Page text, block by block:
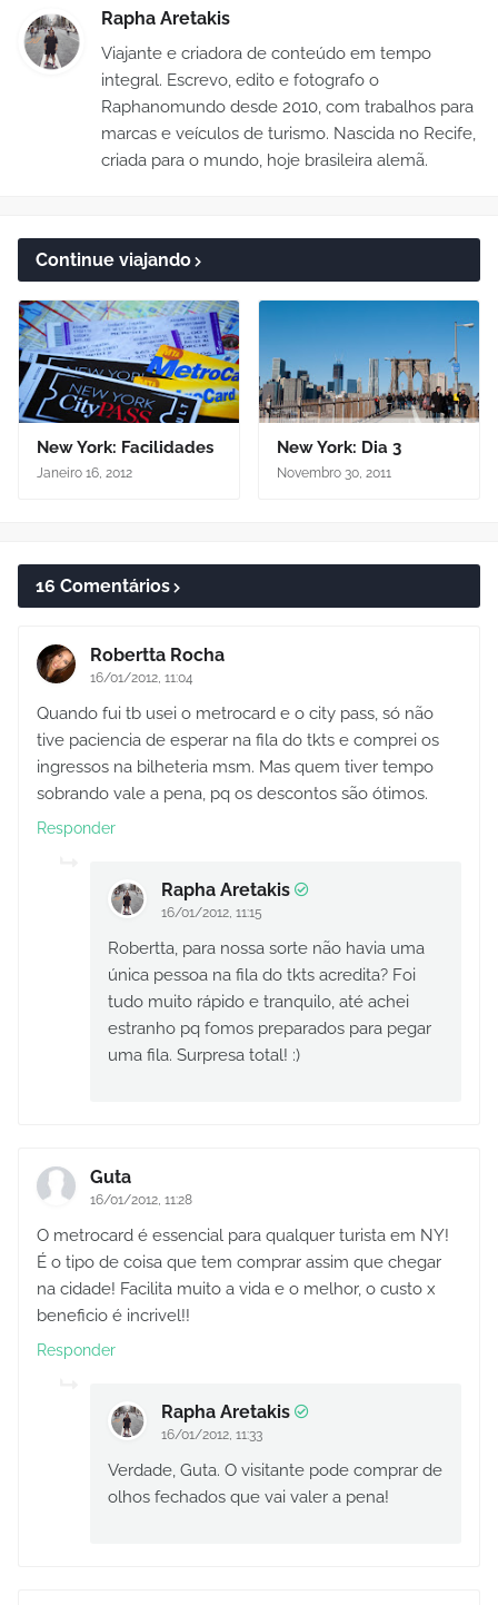
Rapha Aretakis
Viajante e criadora de conteúdo em tempo
integral. Escrevo, edito e fotografo o
Raphanomundo desde 2010, com trabalhos para
marcas e veículos de turismo. Nascida no Recife,
criada para o mundo, hoje brasileira alemã.
Continue viajando
New York: Facilidades
Janeiro 16, 2012
New York: Dia 3
Novembro 30, 2011
16 Comentários
Robertta Rocha
16/01/2012, 11:04
Quando fui tb usei o metrocard e o city pass, só não
tive paciencia de esperar na fila do tkts e comprei os
ingressos na bilheteria msm. Mas quem tiver tempo
sobrando vale a pena, pq os descontos são ótimos.
Responder
Rapha Aretakis
16/01/2012, 11:15
Robertta, para nossa sorte não havia uma
única pessoa na fila do tkts acredita? Foi
tudo muito rápido e tranquilo, até achei
estranho pq fomos preparados para pegar
uma fila. Surpresa total! :)
Guta
16/01/2012, 11:28
O metrocard é essencial para qualquer turista em NY!
É o tipo de coisa que tem comprar assim que chegar
na cidade! Facilita muito a vida e o melhor, o custo x
beneficio é incrivel!!
Responder
Rapha Aretakis
16/01/2012, 11:33
Verdade, Guta. O visitante pode comprar de
olhos fechados que vai valer a pena!